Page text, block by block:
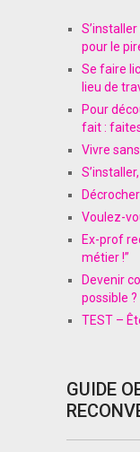
pour le
Se faire
lieu de
Pour
fait :
Vivre
Voulez-
Ex-prof
métier !”
Devenir
possible ?
TEST –
GUIDE